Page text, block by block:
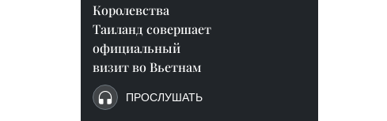
Королевства
Таиланд совершает
официальный
визит во Вьетнам
ПРОСЛУШАТЬ